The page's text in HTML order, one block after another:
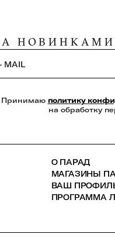
MAIL
Принимаю политику
на обработку
О ПАРАД
МАГАЗИНЫ
ВАШ
ПРОГРАММА